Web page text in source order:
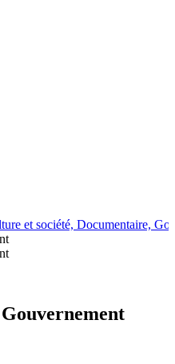
et société, Documentaire,